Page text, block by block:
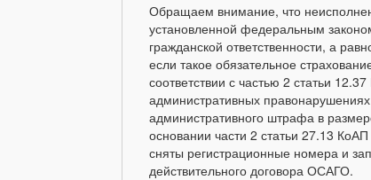
Обращаем внимание, что
установленной федеральным
гражданской ответственности, а
если такое обязательное
соответствии с частью 2 статьи
административных
административного штрафа в
основании части 2 статьи 27.13
сняты регистрационные номера и
действительного договора ОСАГО.